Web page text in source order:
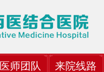
医师团队 来院线路